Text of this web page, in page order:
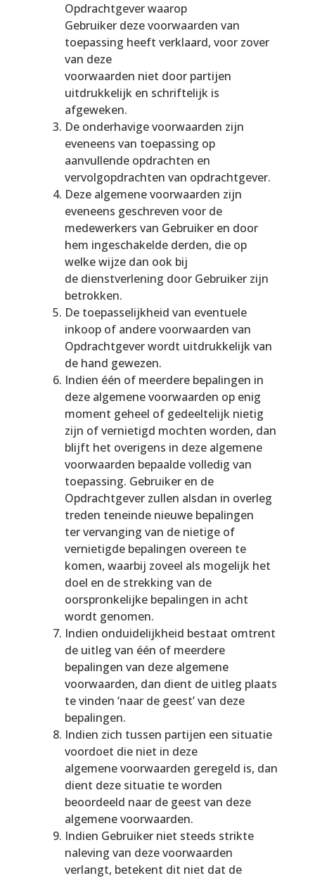
Opdrachtgever waarop
Gebruiker deze voorwaarden van
toepassing heeft verklaard, voor zover
van deze
voorwaarden niet door partijen
uitdrukkelijk en schriftelijk is
afgeweken.
De onderhavige voorwaarden zijn
eveneens van toepassing op
aanvullende opdrachten en
vervolgopdrachten van opdrachtgever.
Deze algemene voorwaarden zijn
eveneens geschreven voor de
medewerkers van Gebruiker en door
hem ingeschakelde derden, die op
welke wijze dan ook bij
de dienstverlening door Gebruiker zijn
betrokken.
De toepasselijkheid van eventuele
inkoop of andere voorwaarden van
Opdrachtgever wordt uitdrukkelijk van
de hand gewezen.
Indien één of meerdere bepalingen in
deze algemene voorwaarden op enig
moment geheel of gedeeltelijk nietig
zijn of vernietigd mochten worden, dan
blijft het overigens in deze algemene
voorwaarden bepaalde volledig van
toepassing. Gebruiker en de
Opdrachtgever zullen alsdan in overleg
treden teneinde nieuwe bepalingen
ter vervanging van de nietige of
vernietigde bepalingen overeen te
komen, waarbij zoveel als mogelijk het
doel en de strekking van de
oorspronkelijke bepalingen in acht
wordt genomen.
Indien onduidelijkheid bestaat omtrent
de uitleg van één of meerdere
bepalingen van deze algemene
voorwaarden, dan dient de uitleg plaats
te vinden ‘naar de geest’ van deze
bepalingen.
Indien zich tussen partijen een situatie
voordoet die niet in deze
algemene voorwaarden geregeld is, dan
dient deze situatie te worden
beoordeeld naar de geest van deze
algemene voorwaarden.
Indien Gebruiker niet steeds strikte
naleving van deze voorwaarden
verlangt, betekent dit niet dat de